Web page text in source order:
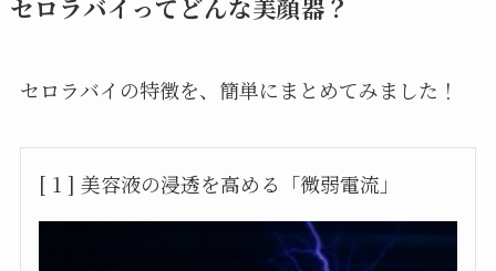
セロラバイってどんな美顔器？
セロラバイの特徴を、簡単にまとめてみました！
[ 1 ] 美容液の浸透を高める「微弱電流」